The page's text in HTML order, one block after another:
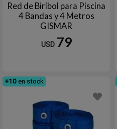
Red de Biribol para Piscina
4 Bandas y 4 Metros
GISMAR
USD 79
+10 en stock